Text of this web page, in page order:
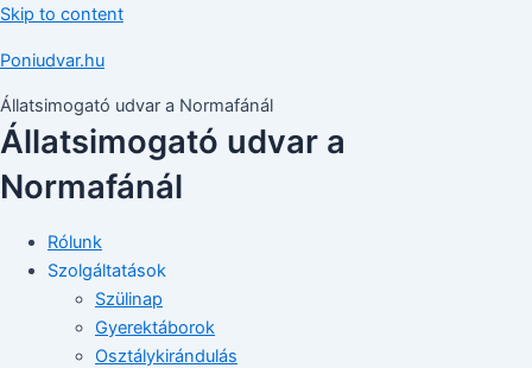
Skip to content
Poniudvar.hu
Állatsimogató udvar a Normafánál
Állatsimogató udvar a
Normafánál
Rólunk
Szolgáltatások
Szülinap
Gyerektáborok
Osztálykirándulás